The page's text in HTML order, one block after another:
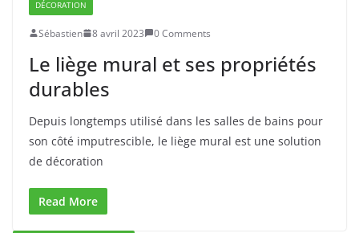
DÉCORATION
Sébastien 8 avril 2023 0 Comments
Le liège mural et ses propriétés
durables
Depuis longtemps utilisé dans les salles de bains pour
son côté imputrescible, le liège mural est une solution
de décoration
Read More